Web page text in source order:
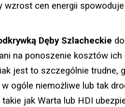
cen energii
Dęby Szlacheckie
na ponoszenie kosztów ich
jest to szczególnie trudne,
ogóle niemożliwe lub tak
jak Warta lub HDI